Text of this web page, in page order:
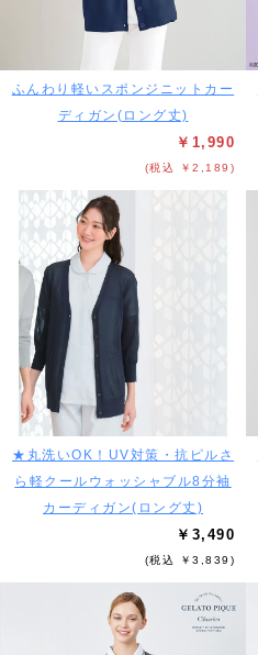
ふんわり軽いスポンジニットカー
ディガン(ロング丈)
￥1,990
(税込 ￥2,189)
★丸洗いOK！UV対策・抗ピルさ
ら軽クールウォッシャブル8分袖
カーディガン(ロング丈)
￥3,490
(税込 ￥3,839)